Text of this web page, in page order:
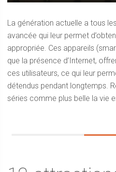
La génération actuelle a tous
avancée qui leur permet
appropriée. Ces appareils
que la présence d’Internet,
ces utilisateurs, ce qui leur
détendus pendant longtemps.
séries comme plus belle la vie